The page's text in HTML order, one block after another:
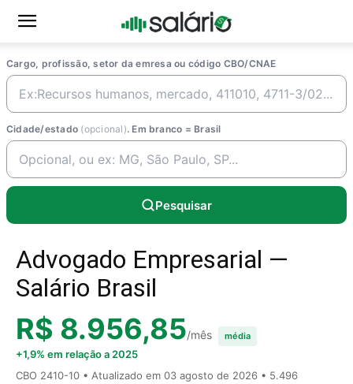
Cargo, profissão, setor da emresa ou código CBO/CNAE
Cidade/estado (opcional). Em branco = Brasil
Pesquisar
Advogado Empresarial —
Salário Brasil
R$ 8.956,85/mês média
+1,9% em relação a 2025
CBO 2410-10 • Atualizado em 03 agosto de 2026 • 5.496